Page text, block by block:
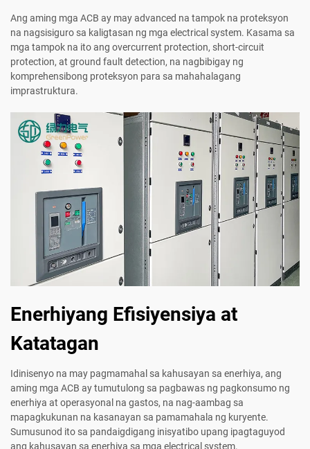
Ang aming mga ACB ay may advanced na tampok na proteksyon
na nagsisiguro sa kaligtasan ng mga electrical system. Kasama sa
mga tampok na ito ang overcurrent protection, short-circuit
protection, at ground fault detection, na nagbibigay ng
komprehensibong proteksyon para sa mahahalagang
imprastruktura.
Enerhiyang Efisiyensiya at
Katatagan
Idinisenyo na may pagmamahal sa kahusayan sa enerhiya, ang
aming mga ACB ay tumutulong sa pagbawas ng pagkonsumo ng
enerhiya at operasyonal na gastos, na nag-aambag sa
mapagkukunan na kasanayan sa pamamahala ng kuryente.
Sumusunod ito sa pandaigdigang inisyatibo upang ipagtaguyod
ang kahusayan sa enerhiya sa mga electrical system.